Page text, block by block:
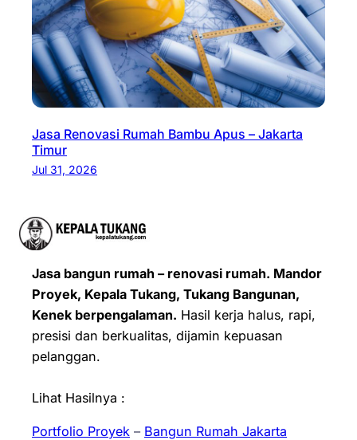
Jasa Renovasi Rumah Bambu Apus – Jakarta
Timur
Jul 31, 2026
Jasa bangun rumah – renovasi rumah. Mandor
Proyek, Kepala Tukang, Tukang Bangunan,
Kenek berpengalaman. Hasil kerja halus, rapi,
presisi dan berkualitas, dijamin kepuasan
pelanggan.
Lihat Hasilnya :
Portfolio Proyek – Bangun Rumah Jakarta